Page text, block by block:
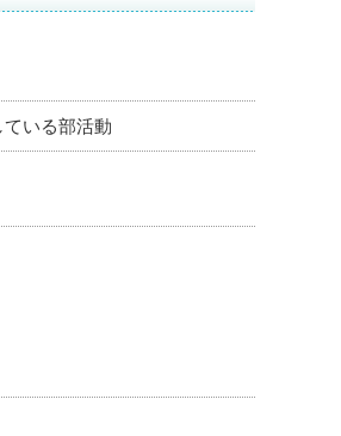
いる部活動